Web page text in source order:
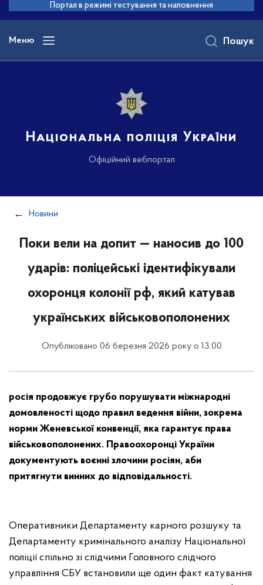
основного
вмісту
Портал в режимі тестування та наповнення
Меню
Національна поліція України
Офіційний вебпортал
Пошук
Новини
Поки вели на допит — наносив до 100
ударів: поліцейські ідентифікували
охоронця колонії рф, який катував
українських військовополонених
Опубліковано 06 березня 2026 року о 13:00
росія продовжує грубо порушувати міжнародні
домовленості щодо правил ведення війни, зокрема
норми Женевської конвенції, яка гарантує права
військовополонених. Правоохоронці України
документують воєнні злочини росіян, аби
притягнути винних до відповідальності.
Оперативники Департаменту карного розшуку та
Департаменту кримінального аналізу Національної
поліції спільно зі слідчими Головного слідчого
управління СБУ встановили ще один факт катування